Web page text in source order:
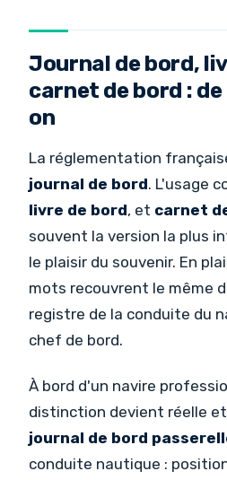
Journal de bord,
carnet de bord :
on
La réglementation
journal de bord. L'usage
livre de bord, et carnet
souvent la version la plus
le plaisir du souvenir. En
mots recouvrent le même
registre de la conduite du
chef de bord.
À bord d'un navire
distinction devient réelle et
journal de bord
conduite nautique :